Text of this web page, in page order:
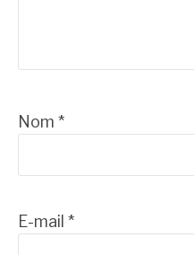
Nom *
E-mail *